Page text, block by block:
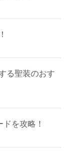
る聖装のおす
を攻略！